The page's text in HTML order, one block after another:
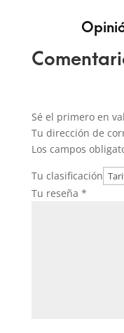
Sé el primero en
Tu dirección de
Los campos
Tu clasificación
Tu reseña *